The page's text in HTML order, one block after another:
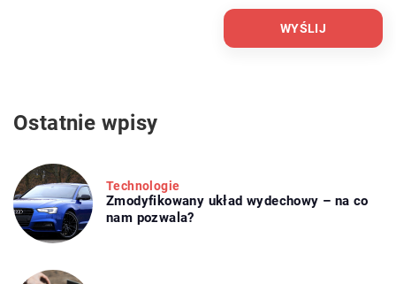
Ostatnie wpisy
Technologie
Zmodyfikowany układ wydechowy – na co
nam pozwala?